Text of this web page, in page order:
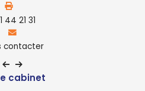
44 21 31
contacter
cabinet